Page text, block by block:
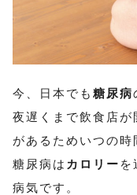
今、日本でも 糖尿病
夜遅くまで飲食店
があるためいつの時
糖尿病は カロリー を
病気です。